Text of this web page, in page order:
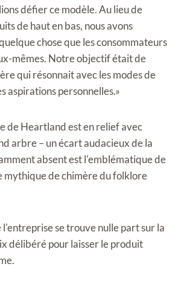
défier ce modèle. Au lieu de
de haut en bas, nous avons
chose que les consommateurs
mêmes. Notre objectif était de
qui résonnait avec les modes de
aspirations personnelles.»
de Heartland est en relief avec
arbre – un écart audacieux de la
absent est l'emblématique de
mythique de chimère du folklore
l'entreprise se trouve nulle part sur la
délibéré pour laisser le produit